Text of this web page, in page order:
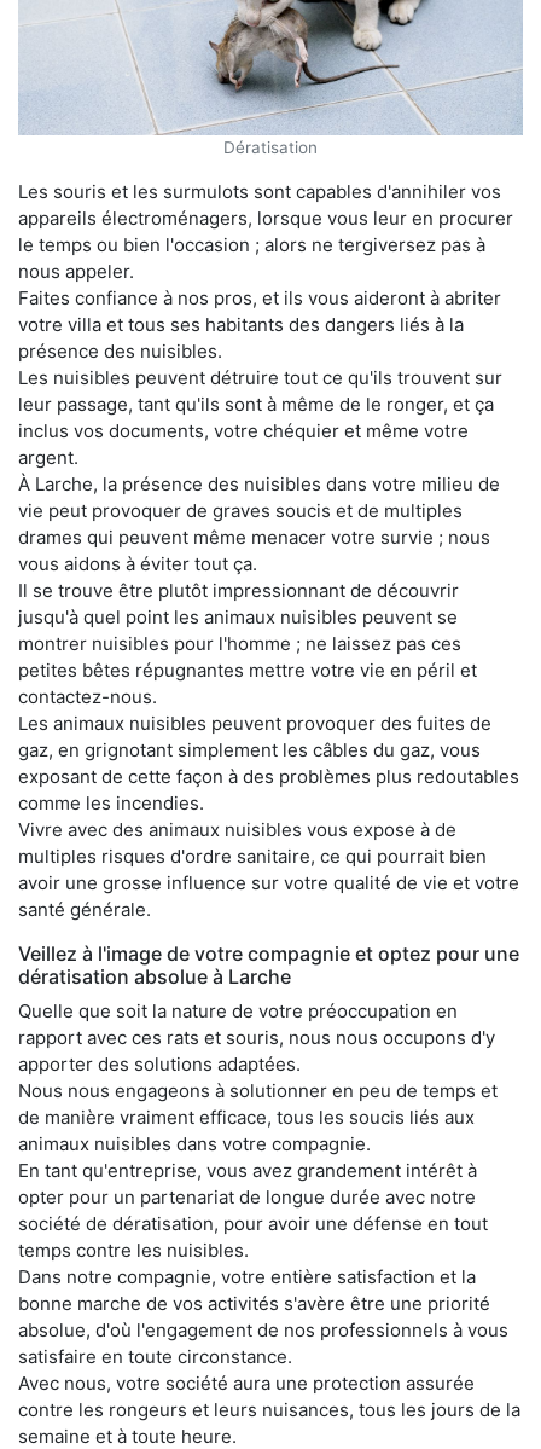
Dératisation
Les souris et les surmulots sont capables d'annihiler vos
appareils électroménagers, lorsque vous leur en procurer
le temps ou bien l'occasion ; alors ne tergiversez pas à
nous appeler.
Faites confiance à nos pros, et ils vous aideront à abriter
votre villa et tous ses habitants des dangers liés à la
présence des nuisibles.
Les nuisibles peuvent détruire tout ce qu'ils trouvent sur
leur passage, tant qu'ils sont à même de le ronger, et ça
inclus vos documents, votre chéquier et même votre
argent.
À Larche, la présence des nuisibles dans votre milieu de
vie peut provoquer de graves soucis et de multiples
drames qui peuvent même menacer votre survie ; nous
vous aidons à éviter tout ça.
Il se trouve être plutôt impressionnant de découvrir
jusqu'à quel point les animaux nuisibles peuvent se
montrer nuisibles pour l'homme ; ne laissez pas ces
petites bêtes répugnantes mettre votre vie en péril et
contactez-nous.
Les animaux nuisibles peuvent provoquer des fuites de
gaz, en grignotant simplement les câbles du gaz, vous
exposant de cette façon à des problèmes plus redoutables
comme les incendies.
Vivre avec des animaux nuisibles vous expose à de
multiples risques d'ordre sanitaire, ce qui pourrait bien
avoir une grosse influence sur votre qualité de vie et votre
santé générale.
Veillez à l'image de votre compagnie et optez pour une
dératisation absolue à Larche
Quelle que soit la nature de votre préoccupation en
rapport avec ces rats et souris, nous nous occupons d'y
apporter des solutions adaptées.
Nous nous engageons à solutionner en peu de temps et
de manière vraiment efficace, tous les soucis liés aux
animaux nuisibles dans votre compagnie.
En tant qu'entreprise, vous avez grandement intérêt à
opter pour un partenariat de longue durée avec notre
société de dératisation, pour avoir une défense en tout
temps contre les nuisibles.
Dans notre compagnie, votre entière satisfaction et la
bonne marche de vos activités s'avère être une priorité
absolue, d'où l'engagement de nos professionnels à vous
satisfaire en toute circonstance.
Avec nous, votre société aura une protection assurée
contre les rongeurs et leurs nuisances, tous les jours de la
semaine et à toute heure.